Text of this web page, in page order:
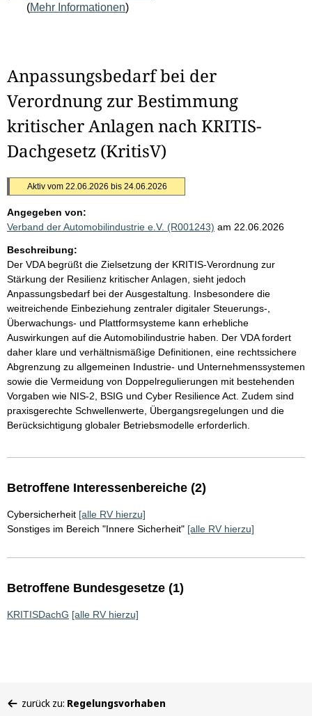
(Mehr Informationen)
Anpassungsbedarf bei der
Verordnung zur Bestimmung
kritischer Anlagen nach KRITIS-
Dachgesetz (KritisV)
Aktiv vom 22.06.2026 bis 24.06.2026
Angegeben von:
Verband der Automobilindustrie e.V. (R001243) am 22.06.2026
Beschreibung:
Der VDA begrüßt die Zielsetzung der KRITIS-Verordnung zur
Stärkung der Resilienz kritischer Anlagen, sieht jedoch
Anpassungsbedarf bei der Ausgestaltung. Insbesondere die
weitreichende Einbeziehung zentraler digitaler Steuerungs-,
Überwachungs- und Plattformsysteme kann erhebliche
Auswirkungen auf die Automobilindustrie haben. Der VDA fordert
daher klare und verhältnismäßige Definitionen, eine rechtssichere
Abgrenzung zu allgemeinen Industrie- und Unternehmenssystemen
sowie die Vermeidung von Doppelregulierungen mit bestehenden
Vorgaben wie NIS-2, BSIG und Cyber Resilience Act. Zudem sind
praxisgerechte Schwellenwerte, Übergangsregelungen und die
Berücksichtigung globaler Betriebsmodelle erforderlich.
Betroffene Interessenbereiche (2)
Cybersicherheit [alle RV hierzu]
Sonstiges im Bereich "Innere Sicherheit" [alle RV hierzu]
Betroffene Bundesgesetze (1)
KRITISDachG [alle RV hierzu]
befinden
zurück zu: Regelungsvorhaben